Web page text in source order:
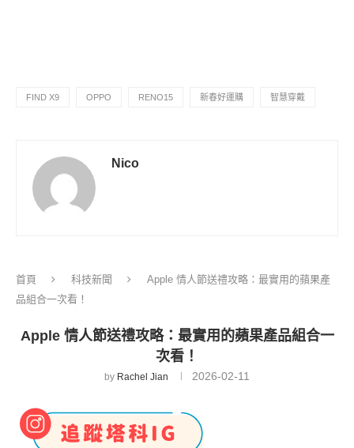
FIND X9 OPPO RENO15 新春好運購 智慧穿戴
Nico
首頁 科技新聞
Apple 情人節送禮攻略：最實用的蘋果產
品組合一次看！
Apple 情人節送禮攻略：最實用的蘋果產品組合一
次看！
by Rachel Jian 2026-02-11